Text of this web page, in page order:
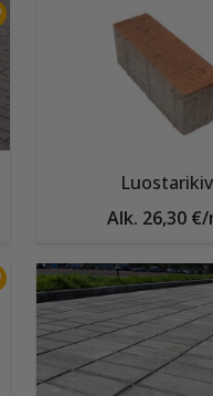
Alk. 26,30 €/